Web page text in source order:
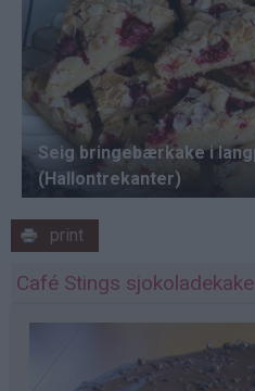
print
Café Stings sjokoladekake